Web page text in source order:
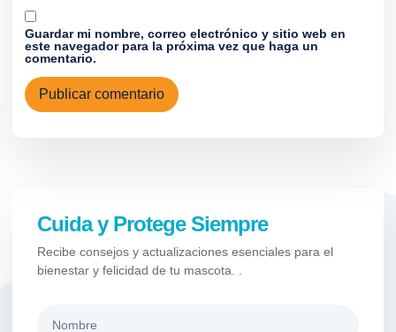
Guardar mi nombre, correo electrónico y sitio web en
este navegador para la próxima vez que haga un
comentario.
Cuida y Protege Siempre
Recibe consejos y actualizaciones esenciales para el
bienestar y felicidad de tu mascota. .